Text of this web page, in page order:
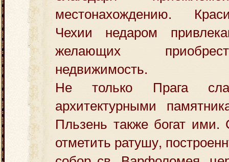
местонахождению.
Чехии недаром
желающих
недвижимость.
Не только Прага
архитектурными
Пльзень также богат
отметить ратушу,